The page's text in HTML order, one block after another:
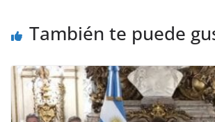
También te puede